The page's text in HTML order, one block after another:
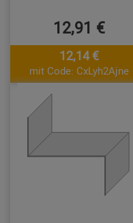
12,91 €
12,14 €
mit Code: CxLyh2Ajne